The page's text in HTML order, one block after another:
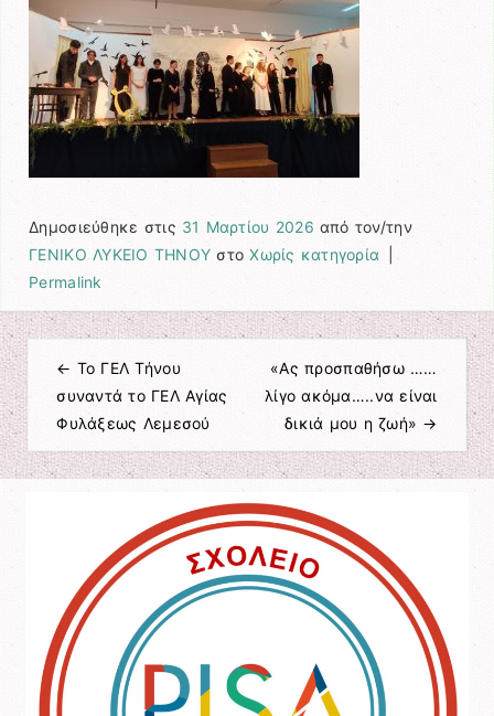
Δημοσιεύθηκε στις 31 Μαρτίου 2026 από τον/την
ΓΕΝΙΚΟ ΛΥΚΕΙΟ ΤΗΝΟΥ στοΧωρίς κατηγορία
Permalink
Πλοήγηση άρθρων
← Το ΓΕΛ Τήνου
συναντά το ΓΕΛ Αγίας
Φυλάξεως Λεμεσού
«Ας προσπαθήσω ……
λίγο ακόμα…..να είναι
δικιά μου η ζωή» →